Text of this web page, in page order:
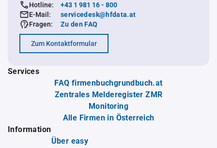
Hotline:
+43 1 981 16 - 800
E-Mail:
servicedesk@hfdata.at
Fragen:
Zu den FAQ
Zum Kontaktformular
Services
FAQ firmenbuchgrundbuch.at
Zentrales Melderegister ZMR
Monitoring
Alle Firmen in Österreich
Information
Über easy